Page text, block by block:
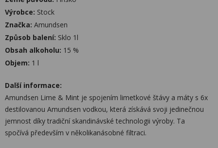
Výrobce: Stock
Značka: Amundsen
Způsob balení: Sklo 1l
Obsah alkoholu: 15 %
Objem: 1 l
Další informace:
Amundsen Lime & Mint je spojením limetkové štávy a máty s 6x
destilovanou Amundsen vodkou, která získává svoji jedinečnou
jemnost díky tradiční skandinávské technologii výroby. Ta
spočívá především v několikanásobné filtraci.